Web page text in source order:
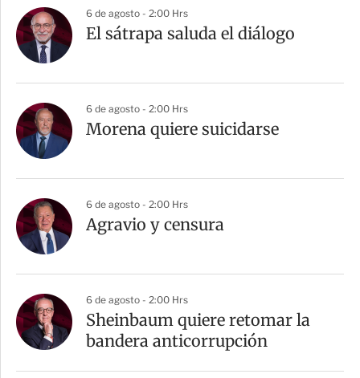
6 de agosto - 2:00 Hrs
El sátrapa saluda el diálogo
6 de agosto - 2:00 Hrs
Morena quiere suicidarse
6 de agosto - 2:00 Hrs
Agravio y censura
6 de agosto - 2:00 Hrs
Sheinbaum quiere retomar la
bandera anticorrupción